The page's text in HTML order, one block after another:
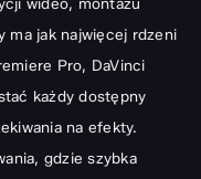
jak najwięcej rdzeni
Pro, DaVinci
każdy dostępny
na efekty.
gdzie szybka